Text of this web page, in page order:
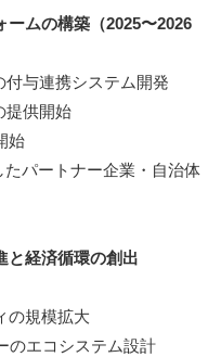
ームの構築（2025〜2026
与連携システム開発
提供開始
始
パートナー企業・自治体
と経済循環の創出
の規模拡大
のエコシステム設計